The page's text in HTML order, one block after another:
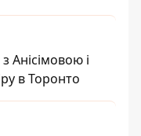
Анісімовою і
в Торонто